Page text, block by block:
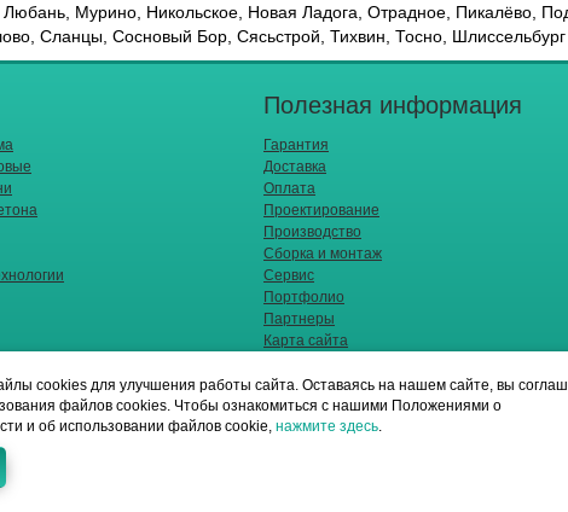
Мурино, Никольское, Новая Ладога, Отрадное, Пикалёво,
Сланцы, Сосновый Бор, Сясьстрой, Тихвин, Тосно, Шлиссельбург
Полезная информация
Гарантия
Доставка
Оплата
Проектирование
Производство
Сборка и монтаж
Сервис
Портфолио
Партнеры
Карта сайта
cookies для улучшения работы сайта. Оставаясь на нашем сайте, вы
файлов cookies. Чтобы ознакомиться с нашими Положениями о
и об использовании файлов cookie, нажмите здесь.